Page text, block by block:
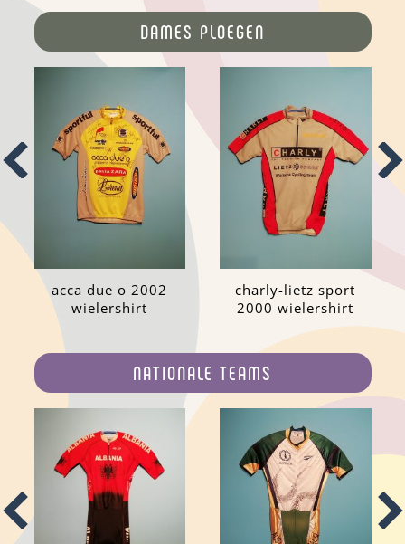
DAMES PLOEGEN
acca due o 2002
wielershirt
charly-lietz sport
2000 wielershirt
NATIONALE TEAMS